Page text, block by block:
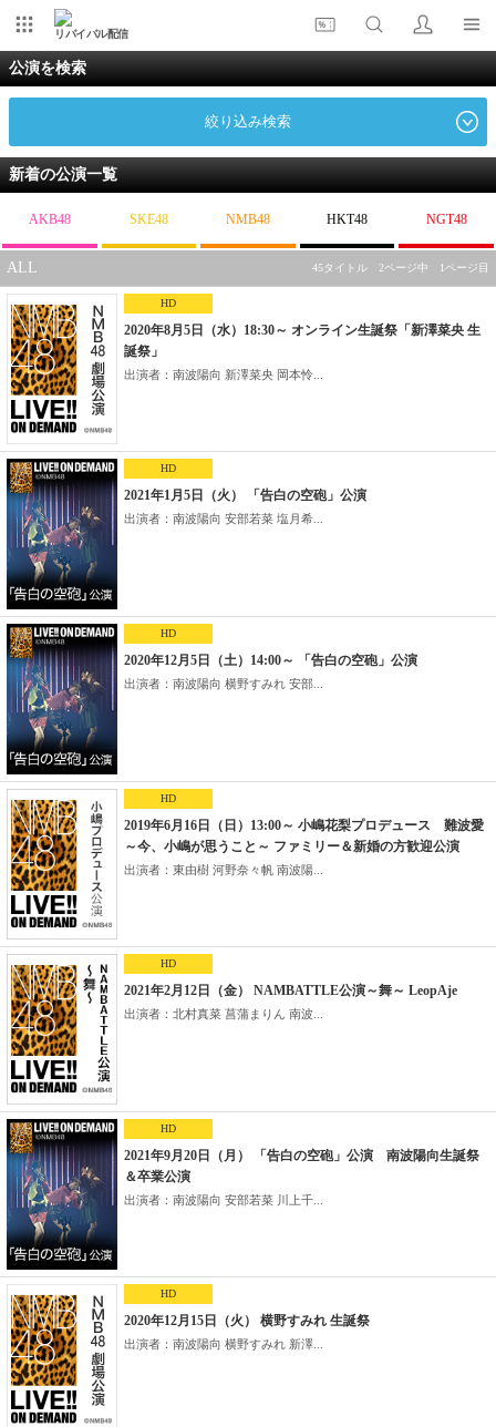
リバイバル配信
公演を検索
絞り込み検索
新着の公演一覧
AKB48 SKE48 NMB48 HKT48 NGT48
ALL 45タイトル 2ページ中 1ページ目
HD
2020年8月5日（水）18:30～ オンライン生誕祭「新澤菜央 生
誕祭」
出演者：南波陽向 新澤菜央 岡本怜...
HD
2021年1月5日（火） 「告白の空砲」公演
出演者：南波陽向 安部若菜 塩月希...
HD
2020年12月5日（土）14:00～ 「告白の空砲」公演
出演者：南波陽向 横野すみれ 安部...
HD
2019年6月16日（日）13:00～ 小嶋花梨プロデュース 難波愛
～今、小嶋が思うこと～ ファミリー＆新婚の方歓迎公演
出演者：東由樹 河野奈々帆 南波陽...
HD
2021年2月12日（金） NAMBATTLE公演～舞～ LeopAje
出演者：北村真菜 菖蒲まりん 南波...
HD
2021年9月20日（月） 「告白の空砲」公演 南波陽向生誕祭
＆卒業公演
出演者：南波陽向 安部若菜 川上千...
HD
2020年12月15日（火） 横野すみれ 生誕祭
出演者：南波陽向 横野すみれ 新澤...